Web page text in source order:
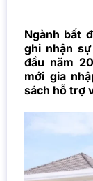
Ngành bất
ghi nhận
đầu năm
mới gia
sách hỗ trợ